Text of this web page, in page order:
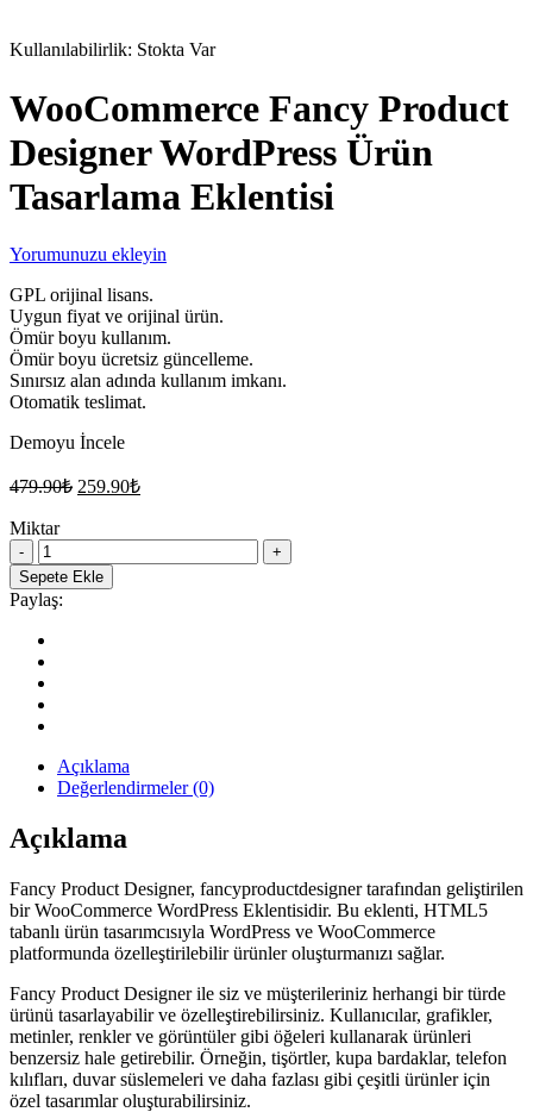
Kullanılabilirlik: Stokta Var
WooCommerce Fancy Product
Designer WordPress Ürün
Tasarlama Eklentisi
Yorumunuzu ekleyin
GPL orijinal lisans.
Uygun fiyat ve orijinal ürün.
Ömür boyu kullanım.
Ömür boyu ücretsiz güncelleme.
Sınırsız alan adında kullanım imkanı.
Otomatik teslimat.
Demoyu İncele
479.90₺ Orijinal
259.90₺Şu
Miktar
WooCommerce
Fancy
Product
Designer
WordPress
Ürün
Tasarlama
Eklentisi
quantity
Sepete Ekle
Paylaş:
Açıklama
Değerlendirmeler (0)
Açıklama
Fancy Product Designer, fancyproductdesigner tarafından geliştirilen
bir WooCommerce WordPress Eklentisidir. Bu eklenti, HTML5
tabanlı ürün tasarımcısıyla WordPress ve WooCommerce
platformunda özelleştirilebilir ürünler oluşturmanızı sağlar.
Fancy Product Designer ile siz ve müşterileriniz herhangi bir türde
ürünü tasarlayabilir ve özelleştirebilirsiniz. Kullanıcılar, grafikler,
metinler, renkler ve görüntüler gibi öğeleri kullanarak ürünleri
benzersiz hale getirebilir. Örneğin, tişörtler, kupa bardaklar, telefon
kılıfları, duvar süslemeleri ve daha fazlası gibi çeşitli ürünler için
özel tasarımlar oluşturabilirsiniz.